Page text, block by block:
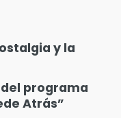
y la
programa
Atrás”